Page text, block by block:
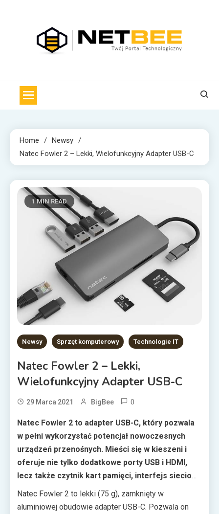
Home
Newsy
Natec Fowler 2 – Lekki, Wielofunkcyjny Adapter USB-C
1 MIN READ
Newsy Sprzęt komputerowy Technologie IT
Natec Fowler 2 – Lekki,
Wielofunkcyjny Adapter USB-C
29 Marca 2021 BigBee 0
Natec Fowler 2 to adapter USB-C, który pozwala
w pełni wykorzystać potencjał nowoczesnych
urządzeń przenośnych. Mieści się w kieszeni i
oferuje nie tylko dodatkowe porty USB i HDMI,
lecz także czytnik kart pamięci, interfejs sieciowy
Ethernet i gniazdo USB-C PD do zasilania
podłączonego sprzętu.
Natec Fowler 2 to lekki (75 g), zamknięty w
aluminiowej obudowie adapter USB-C. Pozwala on